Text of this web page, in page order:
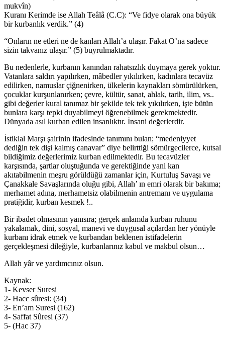
mukvîn)
Kuranı Kerimde ise Allah Teâlâ (C.C): “Ve fidye olarak ona büyük
bir kurbanlık verdik.” (4)
“Onların ne etleri ne de kanları Allah’a ulaşır. Fakat O’na sadece
sizin takvanız ulaşır.” (5) buyrulmaktadır.
Bu nedenlerle, kurbanın kanından rahatsızlık duymaya gerek yoktur.
Vatanlara saldırı yapılırken, mâbedler yıkılırken, kadınlara tecavüz
edilirken, namuslar çiğnenirken, ülkelerin kaynakları sömürülürken,
çocuklar kurşunlanırken; çevre, kültür, sanat, ahlak, tarih, ilim, vs..
gibi değerler kural tanımaz bir şekilde tek tek yıkılırken, işte bütün
bunlara karşı tepki duyabilmeyi öğrenebilmek gerekmektedir.
Dünyada asıl kurban edilen insanlıktır. İnsani değerlerdir.
İstiklal Marşı şairinin ifadesinde tanımını bulan; “medeniyyet
dediğin tek dişi kalmış canavar” diye belirttiği sömürgecilerce, kutsal
bildiğimiz değerlerimiz kurban edilmektedir. Bu tecavüzler
karşısında, şartlar oluştuğunda ve gerektiğinde yani kan
akıtabilmenin meşru görüldüğü zamanlar için, Kurtuluş Savaşı ve
Çanakkale Savaşlarında oluğu gibi, Allah’ ın emri olarak bir bakıma;
merhamet adına, merhametsiz olabilmenin antremanı ve uygulama
pratiğidir, kurban kesmek !..
Bir ibadet olmasının yanısıra; gerçek anlamda kurban ruhunu
yakalamak, dini, sosyal, manevi ve duygusal açılardan her yönüyle
kurbanı idrak etmek ve kurbandan beklenen istifadelerin
gerçekleşmesi dileğiyle, kurbanlarınız kabul ve makbul olsun…
Allah yâr ve yardımcınız olsun.
Kaynak:
1- Kevser Suresi
2- Hacc sûresi: (34)
3- En’am Suresi (162)
4- Saffat Sûresi (37)
5- (Hac 37)